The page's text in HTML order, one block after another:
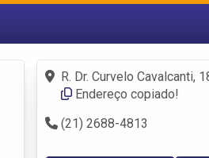
Fazer login
Criar conta
R. Dr. Curvelo Cavalcanti,
Endereço copiado!
(21) 2688-4813